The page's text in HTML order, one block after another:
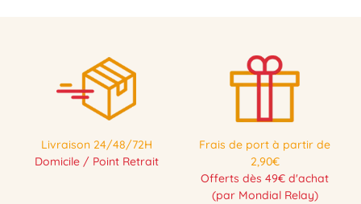
Livraison 24/48/72H
Domicile / Point Retrait
Frais de port à partir de
2,90€
Offerts dès 49€ d'achat
(par Mondial Relay)